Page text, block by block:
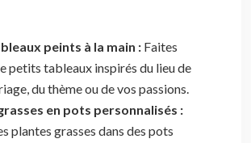
peints à la main : Faites
petits tableaux inspirés du lieu de
du thème ou de vos passions.
en pots personnalisés :
plantes grasses dans des pots